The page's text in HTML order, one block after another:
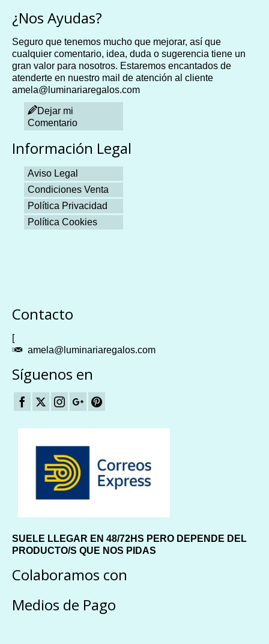
¿Nos Ayudas?
Seguro que tenemos mucho que mejorar, así que
cualquier comentario, idea, duda o sugerencia tiene un
gran valor para nosotros. Estaremos encantados de
atenderte en nuestro mail de atención al cliente
amela@luminariaregalos.com
Dejar mi
Comentario
Información Legal
Aviso Legal
Condiciones Venta
Política Privacidad
Política Cookies
Contacto
[
amela@luminariaregalos.com
Síguenos en
SUELE LLEGAR EN 48/72HS PERO DEPENDE DEL
PRODUCTO/S QUE NOS PIDAS
Colaboramos con
Medios de Pago